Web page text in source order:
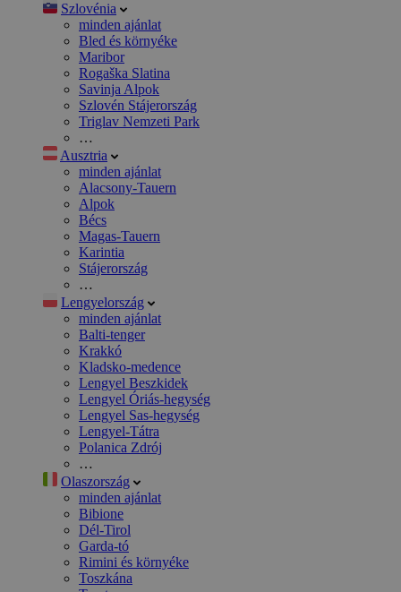
Szlovénia
minden ajánlat
Bled és környéke
Maribor
Rogaška Slatina
Savinja Alpok
Szlovén Stájerország
Triglav Nemzeti Park
…
Ausztria
minden ajánlat
Alacsony-Tauern
Alpok
Bécs
Magas-Tauern
Karintia
Stájerország
…
Lengyelország
minden ajánlat
Balti-tenger
Krakkó
Kladsko-medence
Lengyel Beszkidek
Lengyel Óriás-hegység
Lengyel Sas-hegység
Lengyel-Tátra
Polanica Zdrój
…
Olaszország
minden ajánlat
Bibione
Dél-Tirol
Garda-tó
Rimini és környéke
Toszkána